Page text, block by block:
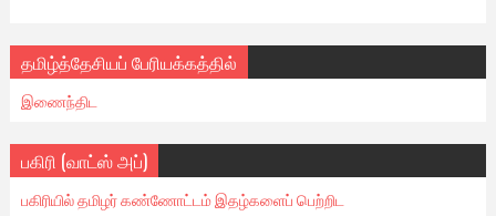
தமிழ்த்தேசியப் பேரியக்கத்தில்
இணைந்திட
பகிரி (வாட்ஸ் அப்)
பகிரியில் தமிழர் கண்ணோட்டம் இதழ்களைப் பெற்றிட